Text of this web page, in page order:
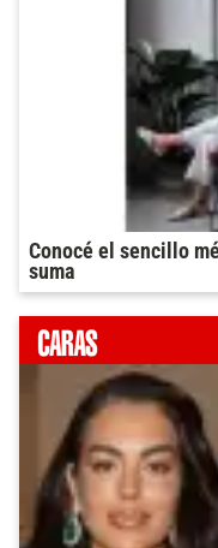
Conocé el sencillo
suma